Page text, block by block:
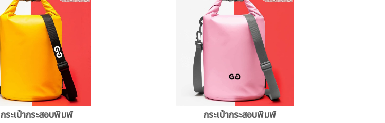
กระเป๋ากระสอบพิมพ์
กระเป๋ากระสอบพิมพ์